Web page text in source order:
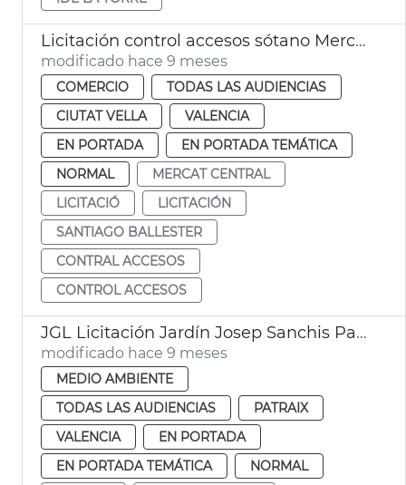
Licitación control accesos sótano Mercat Central València
modificado hace 9 meses
COMERCIO
TODAS LAS AUDIENCIAS
CIUTAT VELLA
VALENCIA
EN PORTADA
EN PORTADA TEMÁTICA
NORMAL
MERCAT CENTRAL
LICITACIÓ
LICITACIÓN
SANTIAGO BALLESTER
CONTRAL ACCESOS
CONTROL ACCESOS
JGL Licitación Jardín Josep Sanchis Patraix
modificado hace 9 meses
MEDIO AMBIENTE
TODAS LAS AUDIENCIAS
PATRAIX
VALENCIA
EN PORTADA
EN PORTADA TEMÁTICA
NORMAL